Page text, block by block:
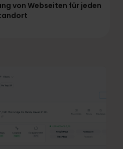
von Webseiten für jeden